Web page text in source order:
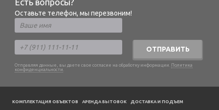
Есть вопросы?
Оставьте телефон, мы перезвоним!
ОТПРАВИТЬ
Отправляя данные, вы даете свое согласие на обработку информации. Политика
конфиденциальности .
КОМПЛЕКТАЦИЯ ОБЪЕКТОВ АРЕНДА БЫТОВОК ДОСТАВКА И ПОДЪЕМ